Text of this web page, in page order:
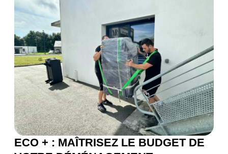
ECO + : MAÎTRISEZ LE BUDGET DE